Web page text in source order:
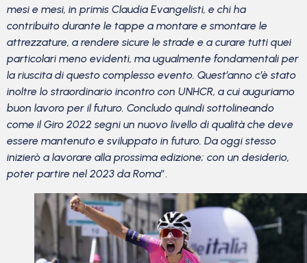
mesi e mesi, in primis Claudia Evangelisti, e chi ha
contribuito durante le tappe a montare e smontare le
attrezzature, a rendere sicure le strade e a curare tutti quei
particolari meno evidenti, ma ugualmente fondamentali per
la riuscita di questo complesso evento. Quest’anno c’è stato
inoltre lo straordinario incontro con UNHCR, a cui auguriamo
buon lavoro per il futuro. Concludo quindi sottolineando
come il Giro 2022 segni un nuovo livello di qualità che deve
essere mantenuto e sviluppato in futuro. Da oggi stesso
inizierò a lavorare alla prossima edizione; con un desiderio,
poter partire nel 2023 da Roma”.